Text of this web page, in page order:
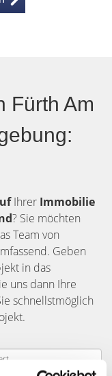
Fürth Am
Ihrer Immobilie
? Sie möchten
Team von
Geben
in das
uns dann Ihre
schnellstmöglich